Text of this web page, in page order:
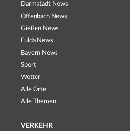
Darmstadt News
Offenbach News
Gießen News
Fulda News
Bayern News
Sport
Wetter
Alle Orte
Alle Themen
VERKEHR